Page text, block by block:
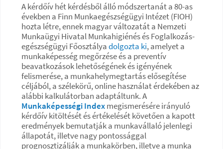
A kérdőív hét kérdésből álló módszertanát a 80-as
években a Finn Munkaegészségügyi Intézet (FIOH)
hozta létre, ennek magyar változatát a Nemzeti
Munkaügyi Hivatal Munkahigiénés és Foglalkozás-
egészségügyi Főosztályadolgozta ki, amelyet a
munkaképesség megőrzése és a preventív
beavatkozások lehetőségének és igényének
felismerése, a munkahelymegtartás elősegítése
céljából, a szélekörű, online használat érdekében az
alábbi kalkulátorban adaptáltunk. A
Munkaképességi Indexmegismerésére irányuló
kérdőív kitöltését és értékelését követően a kapott
eredmények bemutatják a munkavállaló jelenlegi
állapotát, illetve nagy pontossággal
prognosztizálják a munkakörben, illetve a munka